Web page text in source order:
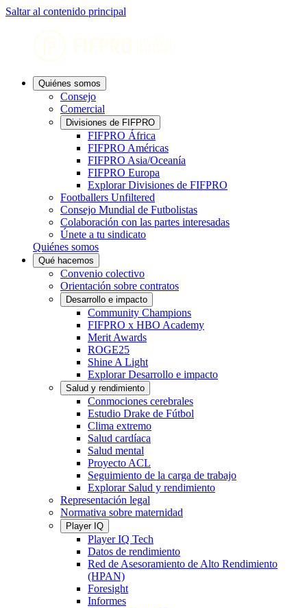
Saltar al contenido principal
Quiénes somos
Consejo
Comercial
Divisiones de FIFPRO
FIFPRO África
FIFPRO Américas
FIFPRO Asia/Oceanía
FIFPRO Europa
Explorar Divisiones de FIFPRO
Footballers Unfiltered
Consejo Mundial de Futbolistas
Colaboración con las partes interesadas
Únete a tu sindicato
Quiénes somos
Qué hacemos
Convenio colectivo
Orientación sobre contratos
Desarrollo e impacto
Community Champions
FIFPRO x HBO Academy
Merit Awards
ROGE25
Shine A Light
Explorar Desarrollo e impacto
Salud y rendimiento
Conmociones cerebrales
Estudio Drake de Fútbol
Clima extremo
Salud cardíaca
Salud mental
Proyecto ACL
Seguimiento de la carga de trabajo
Explorar Salud y rendimiento
Representación legal
Normativa sobre maternidad
Player IQ
Player IQ Tech
Datos de rendimiento
Red de Asesoramiento de Alto Rendimiento
(HPAN)
Foresight
Informes